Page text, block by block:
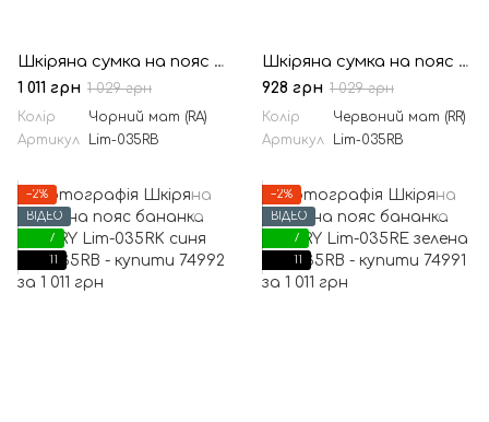
Шкіряна сумка на пояс бананка LIMARY Lim-035RA чорна
1 011 грн 1 029 грн
Колір
Чорний мат (RA)
Артикул
Lim-035RB
Шкіряна сумка на пояс бананка LIMARY Lim-035RR червона
928 грн 1 029 грн
Колір
Червоний мат (RR)
Артикул
Lim-035RB
−2%
ВІДЕО
7
11
−2%
ВІДЕО
7
11